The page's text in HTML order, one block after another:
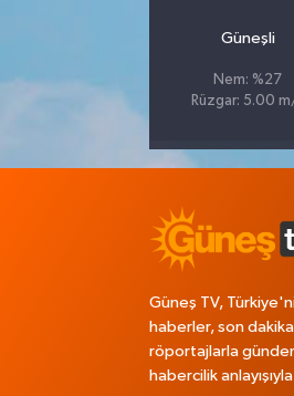
Güneşli
Nem: %27
Rüzgar: 5.00
Güneş TV,
haberler, son
röportajlarla
habercilik